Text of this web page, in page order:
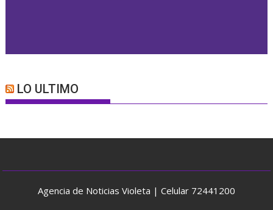
LO ULTIMO
Agencia de Noticias Violeta | Celular 72441200